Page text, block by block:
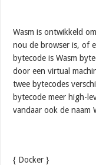
Wasm is ontwikkeld
nou de browser is, of
bytecode is Wasm
door een virtual
twee bytecodes
bytecode meer high-
vandaar ook de naam
{ Docker }